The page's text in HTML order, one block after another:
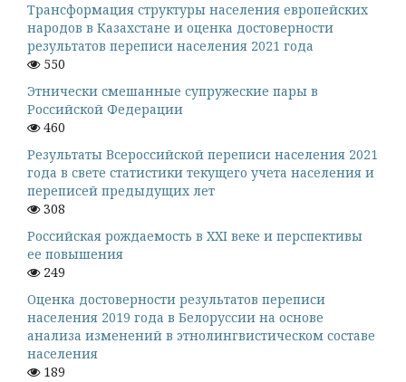
Трансформация структуры населения европейских
народов в Казахстане и оценка достоверности
результатов переписи населения 2021 года
550
Этнически смешанные супружеские пары в
Российской Федерации
460
Результаты Всероссийской переписи населения 2021
года в свете статистики текущего учета населения и
переписей предыдущих лет
308
Российская рождаемость в XXI веке и перспективы
ее повышения
249
Оценка достоверности результатов переписи
населения 2019 года в Белоруссии на основе
анализа изменений в этнолингвистическом составе
населения
189